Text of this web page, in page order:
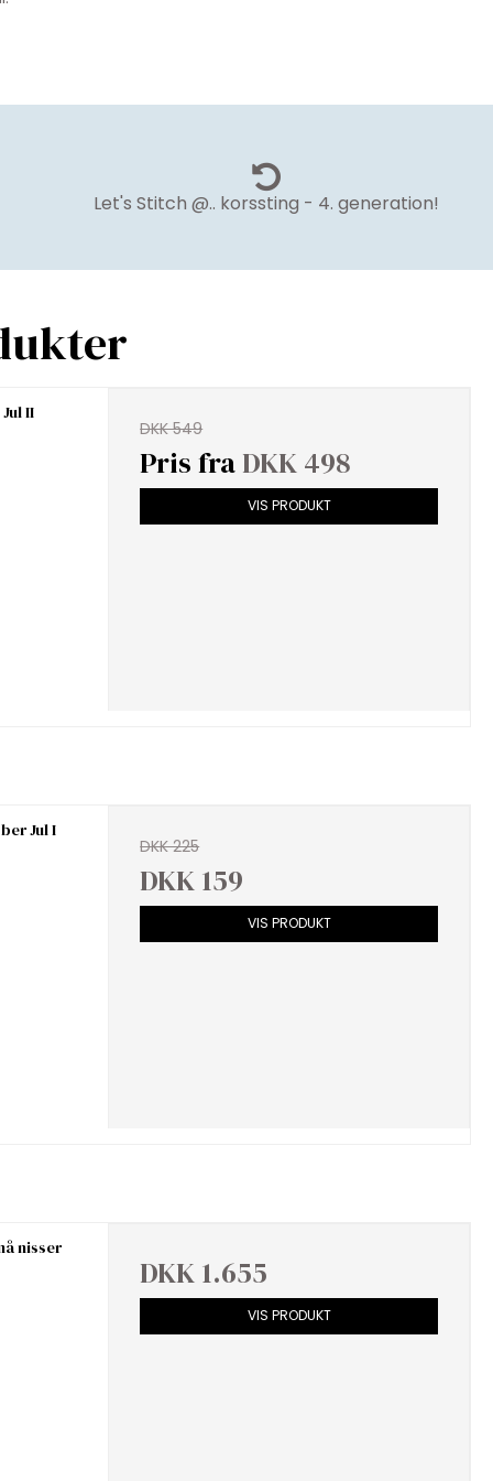
Let's Stitch @.. korssting - 4. generation!
II
DKK 549
Pris fraDKK 498
VIS PRODUKT
Jul I
DKK 225
DKK 159
VIS PRODUKT
nisser
DKK 1.655
VIS PRODUKT